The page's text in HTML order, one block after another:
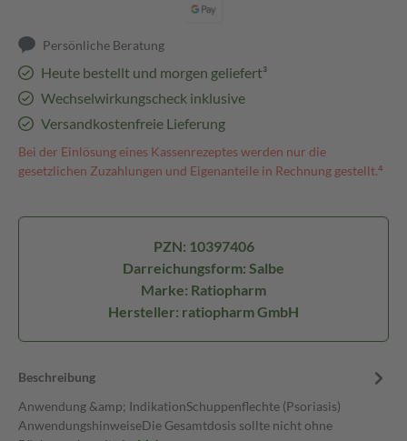
Persönliche Beratung
Heute bestellt und morgen geliefert³
Wechselwirkungscheck inklusive
Versandkostenfreie Lieferung
Bei der Einlösung eines Kassenrezeptes werden nur die
gesetzlichen Zuzahlungen und Eigenanteile in Rechnung gestellt.⁴
PZN: 10397406
Darreichungsform: Salbe
Marke: Ratiopharm
Hersteller: ratiopharm GmbH
Beschreibung
Anwendung &amp; IndikationSchuppenflechte (Psoriasis)
AnwendungshinweiseDie Gesamtdosis sollte nicht ohne